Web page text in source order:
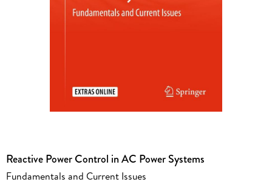
Reactive Power Control in AC Power Systems
Fundamentals and Current Issues